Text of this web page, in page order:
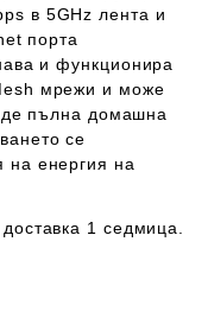
в 5GHz лента и
порта
и функционира
мрежи и може
пълна домашна
се
на енергия на
1 седмица.